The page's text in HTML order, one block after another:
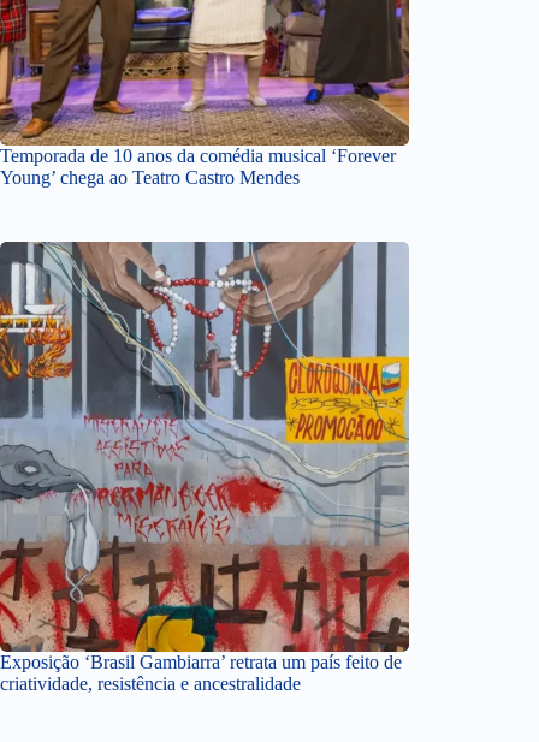
Temporada de 10 anos da comédia musical ‘Forever
Young’ chega ao Teatro Castro Mendes
Exposição ‘Brasil Gambiarra’ retrata um país feito de
criatividade, resistência e ancestralidade